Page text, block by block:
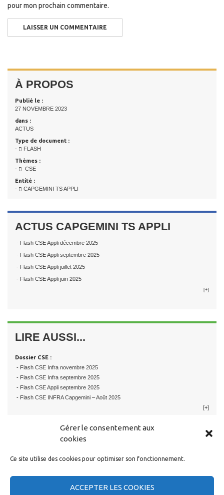
Gérer le consentement aux
cookies
Ce site utilise des cookies pour optimiser son fonctionnement.
ACCEPTER LES COOKIES
pour mon prochain commentaire.
À PROPOS
Publié le :
27 NOVEMBRE 2023
dans :
ACTUS
Type de document :
-
FLASH
Thèmes :
-
CSE
Entité :
-
CAPGEMINI TS APPLI
ACTUS CAPGEMINI TS APPLI
- Flash CSE Appli décembre 2025
- Flash CSE Appli septembre 2025
- Flash CSE Appli juillet 2025
- Flash CSE Appli juin 2025
[+]
LIRE AUSSI...
Dossier CSE :
- Flash CSE Infra novembre 2025
- Flash CSE Infra septembre 2025
- Flash CSE Appli septembre 2025
- Flash CSE INFRA Capgemini – Août 2025
[+]
RESTER EN CONTACT